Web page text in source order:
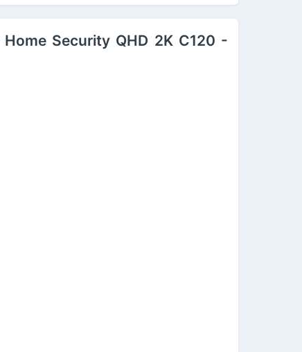
Security QHD 2K C120 -